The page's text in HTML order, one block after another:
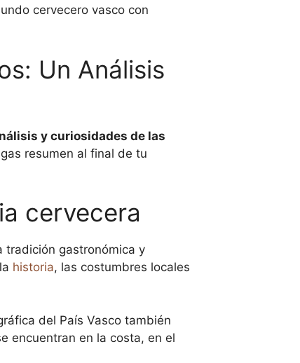
cervecero vasco con
Un Análisis
y curiosidades de las
resumen al final de tu
cervecera
tradición gastronómica y
historia, las costumbres locales
del País Vasco también
encuentran en la costa, en el